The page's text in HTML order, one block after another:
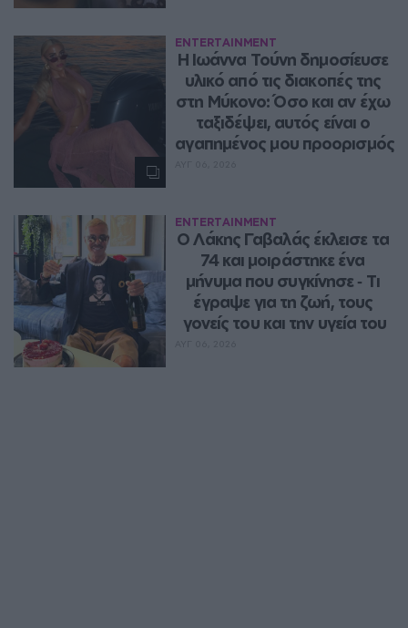
ENTERTAINMENT
Η Ιωάννα Τούνη δημοσίευσε
υλικό από τις διακοπές της
στη Μύκονο: Όσο και αν έχω
ταξιδέψει, αυτός είναι ο
αγαπημένος μου προορισμός
ENTERTAINMENT
Ο Λάκης Γαβαλάς έκλεισε τα
74 και μοιράστηκε ένα
μήνυμα που συγκίνησε ‑ Τι
έγραψε για τη ζωή, τους
γονείς του και την υγεία του